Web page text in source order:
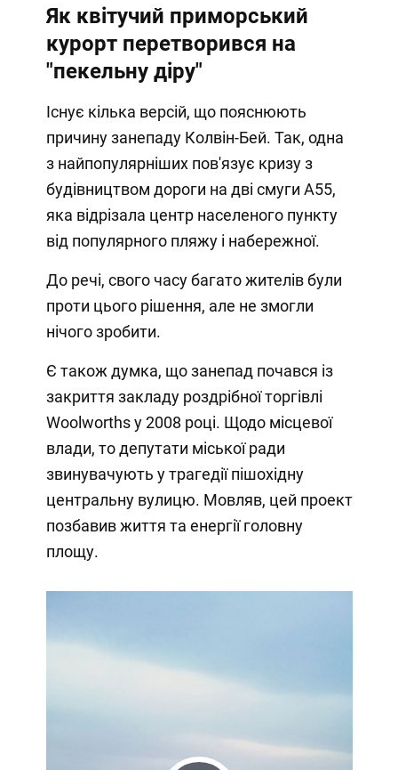
Як квітучий приморський
курорт перетворився на
"пекельну діру"
Існує кілька версій, що пояснюють
причину занепаду Колвін-Бей. Так, одна
з найпопулярніших пов'язує кризу з
будівництвом дороги на дві смуги А55,
яка відрізала центр населеного пункту
від популярного пляжу і набережної.
До речі, свого часу багато жителів були
проти цього рішення, але не змогли
нічого зробити.
Є також думка, що занепад почався із
закриття закладу роздрібної торгівлі
Woolworths у 2008 році. Щодо місцевої
влади, то депутати міської ради
звинувачують у трагедії пішохідну
центральну вулицю. Мовляв, цей проект
позбавив життя та енергії головну
площу.